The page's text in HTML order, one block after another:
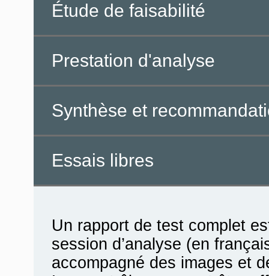
Étude de faisabilité
Prestation d'analyse
Synthèse et
Essais libres
Un rapport de test complet
session d’analyse (en
accompagné des images et